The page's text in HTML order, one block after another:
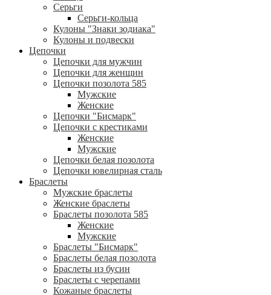
Серьги
Серьги-кольца
Кулоны "Знаки зодиака"
Кулоны и подвески
Цепочки
Цепочки для мужчин
Цепочки для женщин
Цепочки позолота 585
Мужские
Женские
Цепочки "Бисмарк"
Цепочки с крестиками
Женские
Мужские
Цепочки белая позолота
Цепочки ювелирная сталь
Браслеты
Мужские браслеты
Женские браслеты
Браслеты позолота 585
Женские
Мужские
Браслеты "Бисмарк"
Браслеты белая позолота
Браслеты из бусин
Браслеты с черепами
Кожаные браслеты